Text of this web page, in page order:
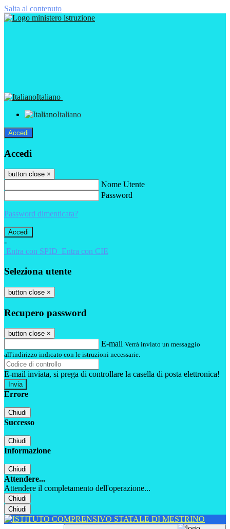
Salta al contenuto
Italiano
Italiano
Accedi
Accedi
button close ×
Nome Utente
Password
Password dimenticata?
-
Entra con SPID Entra con CIE
Seleziona utente
button close ×
Recupero password
button close ×
E-mail Verrà inviato un messaggio
all'indirizzo indicato con le istruzioni necessarie.
E-mail inviata, si prega di controllare la casella di posta elettronica!
Errore
Chiudi
Successo
Chiudi
Informazione
Chiudi
Attendere...
Attendere il completamento dell'operazione...
Chiudi
Chiudi